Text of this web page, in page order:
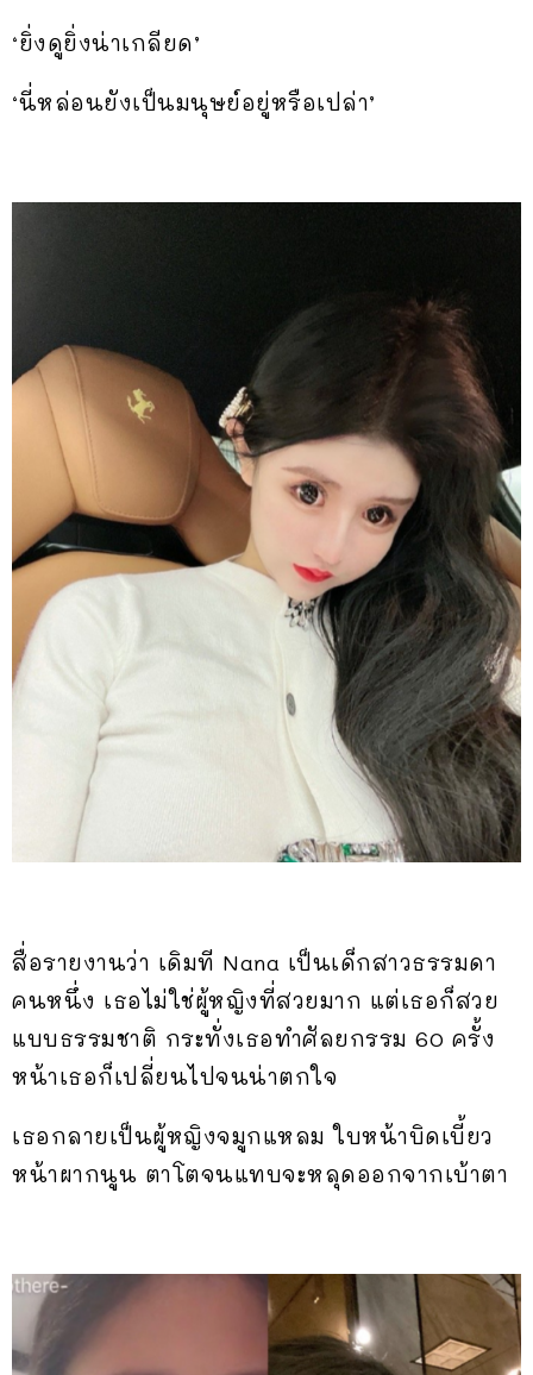
‘ยิ่งดูยิ่งน่าเกลียด’
‘นี่หล่อนยังเป็นมนุษย์อยู่หรือเปล่า’
สื่อรายงานว่า เดิมที Nana เป็นเด็กสาวธรรมดา
คนหนึ่ง เธอไม่ใช่ผู้หญิงที่สวยมาก แต่เธอก็สวย
แบบธรรมชาติ กระทั่งเธอทำศัลยกรรม 60 ครั้ง
หน้าเธอก็เปลี่ยนไปจนน่าตกใจ
เธอกลายเป็นผู้หญิงจมูกแหลม ใบหน้าบิดเบี้ยว
หน้าผากนูน ตาโตจนแทบจะหลุดออกจากเบ้าตา